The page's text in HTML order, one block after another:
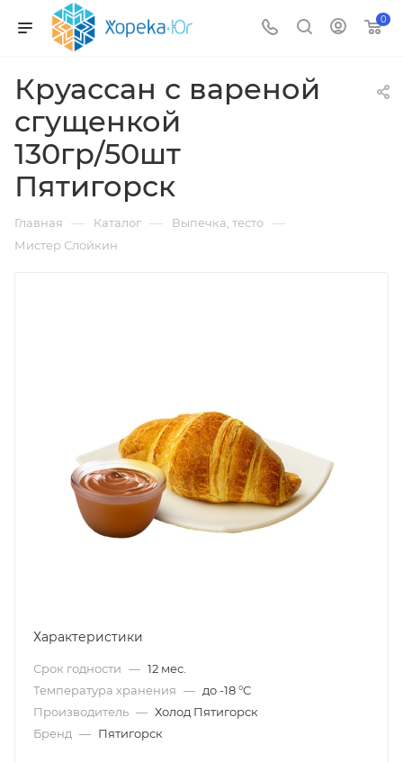
0
Круассан с вареной
сгущенкой
130гр/50шт
Пятигорск
Главная — Каталог — Выпечка, тесто —
Мистер Слойкин
Характеристики
Срок годности — 12 мес.
Температура хранения — до -18 °C
Производитель — Холод Пятигорск
Бренд — Пятигорск